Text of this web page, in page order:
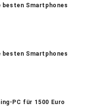
besten Smartphones
besten Smartphones
PC für 1500 Euro